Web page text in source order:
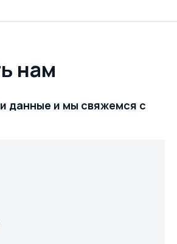
ОТПРАВИТЬ
и соглашаетесь cполитикой
нам
данные и мы свяжемся с